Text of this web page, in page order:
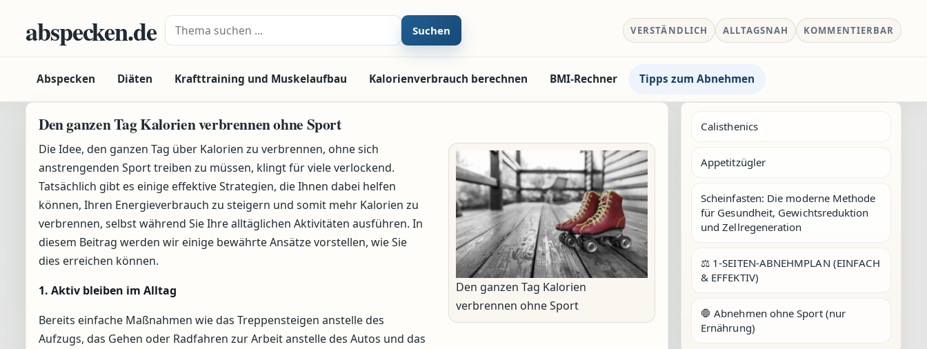
abspecken.de Suche nach: Suchen VERSTÄNDLICH ALLTAGSNAH KOMMENTIERBAR
Abspecken Diäten Krafttraining und Muskelaufbau Kalorienverbrauch berechnen BMI-Rechner Tipps zum Abnehmen
Den ganzen Tag Kalorien verbrennen ohne Sport
Den ganzen Tag Kalorien
verbrennen ohne Sport
Die Idee, den ganzen Tag über Kalorien zu verbrennen, ohne sich
anstrengenden Sport treiben zu müssen, klingt für viele verlockend.
Tatsächlich gibt es einige effektive Strategien, die Ihnen dabei helfen
können, Ihren Energieverbrauch zu steigern und somit mehr Kalorien zu
verbrennen, selbst während Sie Ihre alltäglichen Aktivitäten ausführen. In
diesem Beitrag werden wir einige bewährte Ansätze vorstellen, wie Sie
dies erreichen können.
1. Aktiv bleiben im Alltag
Bereits einfache Maßnahmen wie das Treppensteigen anstelle des
Aufzugs, das Gehen oder Radfahren zur Arbeit anstelle des Autos und das
Calisthenics
Appetitzügler
Scheinfasten: Die moderne Methode
für Gesundheit, Gewichtsreduktion
und Zellregeneration
⚖️ 1-SEITEN-ABNEHMPLAN (EINFACH
& EFFEKTIV)
🛑 Abnehmen ohne Sport (nur
Ernährung)